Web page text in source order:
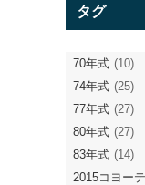
タグ
70年式 (10)
74年式 (25)
77年式 (27)
80年式 (27)
83年式 (14)
2015コヨーテ